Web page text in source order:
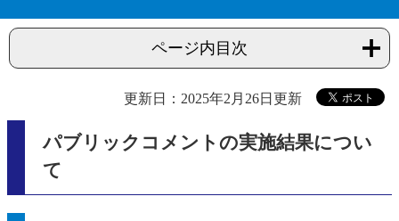
ページ内目次
更新日：2025年2月26日更新
パブリックコメントの実施結果につい
て